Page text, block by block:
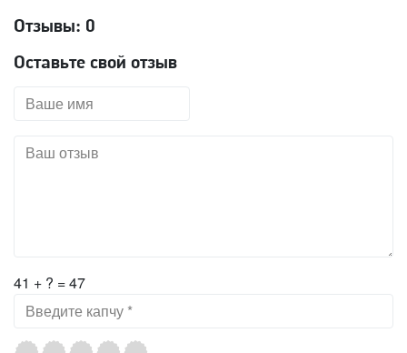
Отзывы: 0
Оставьте свой отзыв
41 + ? = 47